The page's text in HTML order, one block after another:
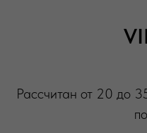
Рассчитан от 20 до